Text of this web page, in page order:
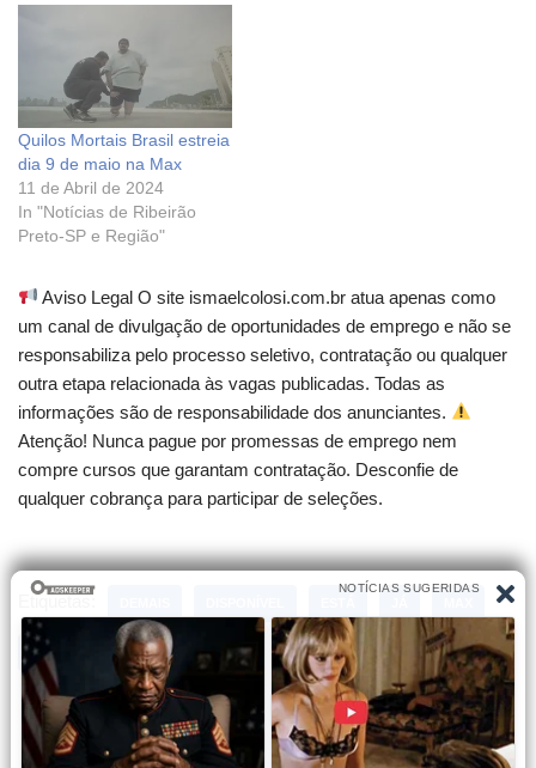
Quilos Mortais Brasil estreia
dia 9 de maio na Max
11 de Abril de 2024
In "Notícias de Ribeirão
Preto-SP e Região"
Aviso Legal O site ismaelcolosi.com.br atua apenas como
um canal de divulgação de oportunidades de emprego e não se
responsabiliza pelo processo seletivo, contratação ou qualquer
outra etapa relacionada às vagas publicadas. Todas as
informações são de responsabilidade dos anunciantes.
Atenção! Nunca pague por promessas de emprego nem
compre cursos que garantam contratação. Desconfie de
qualquer cobrança para participar de seleções.
Etiquetas:
NÃO SEIS